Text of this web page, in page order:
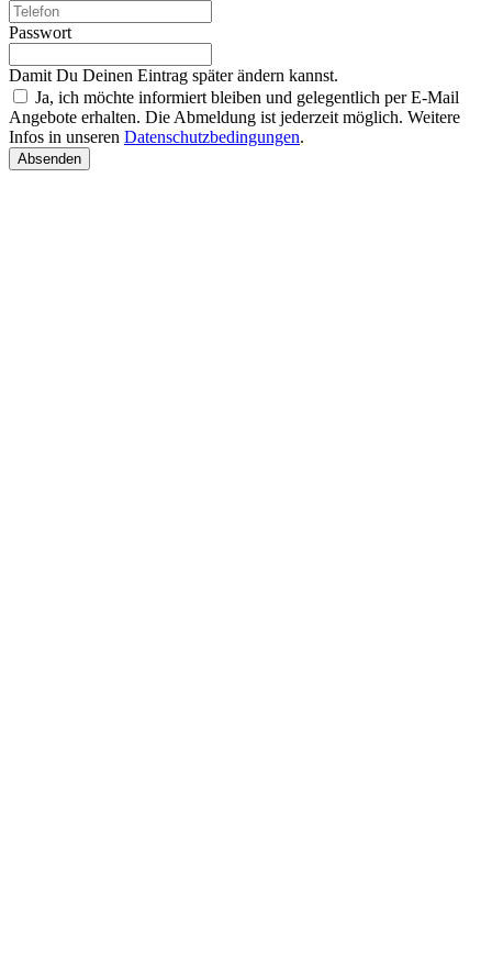
Passwort
Damit Du Deinen Eintrag später ändern kannst.
Ja, ich möchte informiert bleiben und gelegentlich per E-Mail
Angebote erhalten. Die Abmeldung ist jederzeit möglich. Weitere
Infos in unseren Datenschutzbedingungen.
Absenden